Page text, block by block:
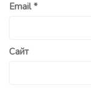
Email*
Сайт